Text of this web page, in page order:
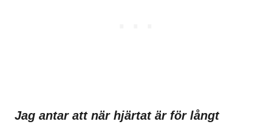
Jag antar att när hjärtat är för långt